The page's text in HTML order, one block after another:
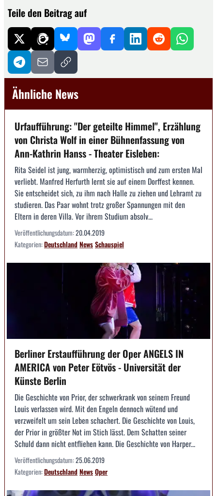
Teile den Beitrag auf
Ähnliche News
Urfaufführung: "Der geteilte Himmel", Erzählung
von Christa Wolf in einer Bühnenfassung von
Ann-Kathrin Hanss - Theater Eisleben:
Rita Seidel ist jung, warmherzig, optimistisch und zum ersten Mal
verliebt. Manfred Herfurth lernt sie auf einem Dorffest kennen.
Sie entscheidet sich, zu ihm nach Halle zu ziehen und Lehramt zu
studieren. Das Paar wohnt trotz großer Spannungen mit den
Eltern in deren Villa. Vor ihrem Studium absolv...
Veröffentlichungsdatum:20.04.2019
Kategorien:DeutschlandNewsSchauspiel
Berliner Erstaufführung der Oper ANGELS IN
AMERICA von Peter Eötvös - Universität der
Künste Berlin
Die Geschichte von Prior, der schwerkrank von seinem Freund
Louis verlassen wird. Mit den Engeln dennoch wütend und
verzweifelt um sein Leben schachert. Die Geschichte von Louis,
der Prior in größter Not im Stich lässt. Dem Schatten seiner
Schuld dann nicht entfliehen kann. Die Geschichte von Harper...
Veröffentlichungsdatum:25.06.2019
Kategorien:DeutschlandNewsOper